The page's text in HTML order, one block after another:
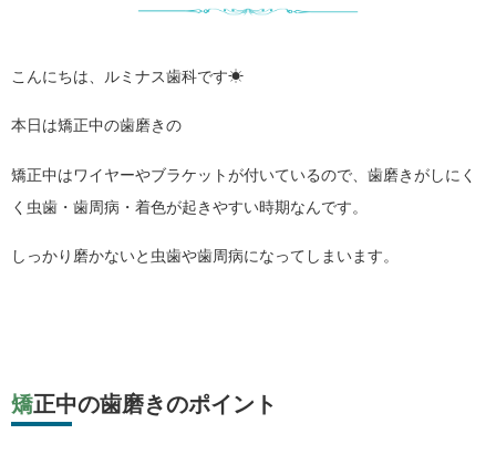
こんにちは、ルミナス歯科です☀
本日は矯正中の歯磨きの
矯正中はワイヤーやブラケットが付いているので、歯磨きがしにく
く虫歯・歯周病・着色が起きやすい時期なんです。
しっかり磨かないと虫歯や歯周病になってしまいます。
矯正中の歯磨きのポイント